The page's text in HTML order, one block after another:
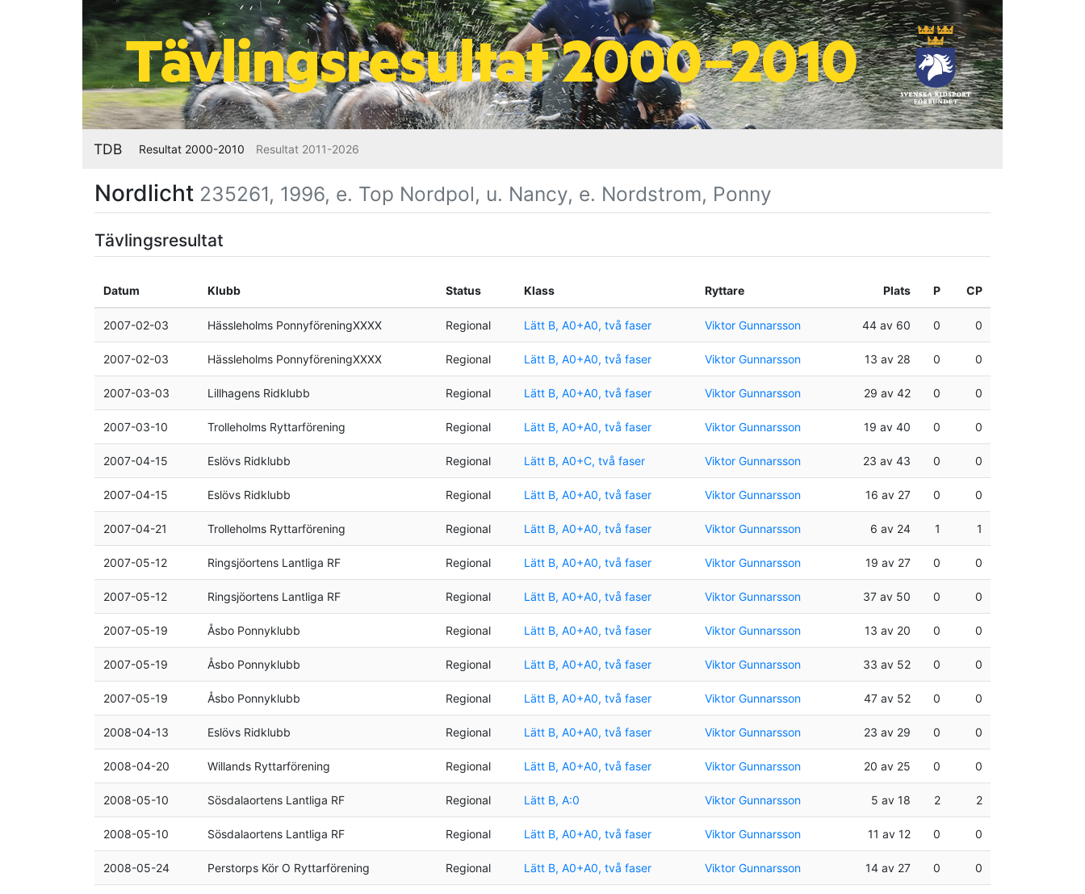
TDB Resultat 2000-2010 Resultat 2011-2026
Nordlicht 235261, 1996, e. Top Nordpol, u. Nancy, e. Nordstrom, Ponny
Tävlingsresultat
Datum Klubb Status Klass Ryttare Plats P CP
2007-02-03 Hässleholms PonnyföreningXXXX Regional Lätt B, A0+A0, två faser Viktor Gunnarsson 44 av 60 0 0
2007-02-03 Hässleholms PonnyföreningXXXX Regional Lätt B, A0+A0, två faser Viktor Gunnarsson 13 av 28 0 0
2007-03-03 Lillhagens Ridklubb Regional Lätt B, A0+A0, två faser Viktor Gunnarsson 29 av 42 0 0
2007-03-10 Trolleholms Ryttarförening Regional Lätt B, A0+A0, två faser Viktor Gunnarsson 19 av 40 0 0
2007-04-15 Eslövs Ridklubb Regional Lätt B, A0+C, två faser Viktor Gunnarsson 23 av 43 0 0
2007-04-15 Eslövs Ridklubb Regional Lätt B, A0+A0, två faser Viktor Gunnarsson 16 av 27 0 0
2007-04-21 Trolleholms Ryttarförening Regional Lätt B, A0+A0, två faser Viktor Gunnarsson 6 av 24 1 1
2007-05-12 Ringsjöortens Lantliga RF Regional Lätt B, A0+A0, två faser Viktor Gunnarsson 19 av 27 0 0
2007-05-12 Ringsjöortens Lantliga RF Regional Lätt B, A0+A0, två faser Viktor Gunnarsson 37 av 50 0 0
2007-05-19 Åsbo Ponnyklubb Regional Lätt B, A0+A0, två faser Viktor Gunnarsson 13 av 20 0 0
2007-05-19 Åsbo Ponnyklubb Regional Lätt B, A0+A0, två faser Viktor Gunnarsson 33 av 52 0 0
2007-05-19 Åsbo Ponnyklubb Regional Lätt B, A0+A0, två faser Viktor Gunnarsson 47 av 52 0 0
2008-04-13 Eslövs Ridklubb Regional Lätt B, A0+A0, två faser Viktor Gunnarsson 23 av 29 0 0
2008-04-20 Willands Ryttarförening Regional Lätt B, A0+A0, två faser Viktor Gunnarsson 20 av 25 0 0
2008-05-10 Sösdalaortens Lantliga RF Regional Lätt B, A:0 Viktor Gunnarsson 5 av 18 2 2
2008-05-10 Sösdalaortens Lantliga RF Regional Lätt B, A0+A0, två faser Viktor Gunnarsson 11 av 12 0 0
2008-05-24 Perstorps Kör O Ryttarförening Regional Lätt B, A0+A0, två faser Viktor Gunnarsson 14 av 27 0 0